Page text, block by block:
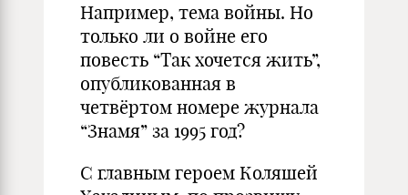
Например, тема войны. Но
только ли о войне его
повесть “Так хочется жить”,
опубликованная в
четвёртом номере журнала
“Знамя” за 1995 год?
С главным героем Коляшей